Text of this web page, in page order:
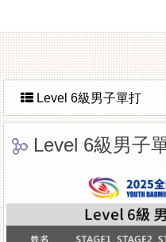
Level 6級男子單打
Level 6級男子